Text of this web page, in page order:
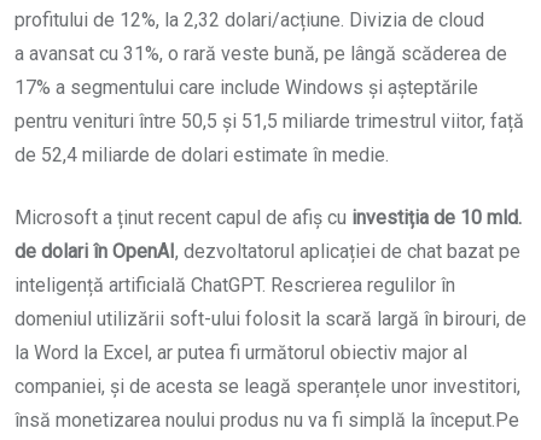
profitului de 12%, la 2,32 dolari/acțiune. Divizia de cloud
a avansat cu 31%, o rară veste bună, pe lângă scăderea de
17% a segmentului care include Windows și așteptările
pentru venituri între 50,5 și 51,5 miliarde trimestrul viitor, față
de 52,4 miliarde de dolari estimate în medie.
Microsoft a ținut recent capul de afiș cu investiția de 10 mld.
de dolari în OpenAI, dezvoltatorul aplicației de chat bazat pe
inteligență artificială ChatGPT. Rescrierea regulilor în
domeniul utilizării soft-ului folosit la scară largă în birouri, de
la Word la Excel, ar putea fi următorul obiectiv major al
companiei, și de acesta se leagă speranțele unor investitori,
însă monetizarea noului produs nu va fi simplă la început.Pe